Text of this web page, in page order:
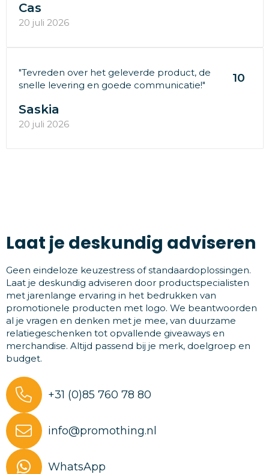
Cas
20 juli 2026
"Tevreden over het geleverde product, de
snelle levering en goede communicatie!"
10
Saskia
20 juli 2026
Laat je deskundig adviseren
Geen eindeloze keuzestress of standaardoplossingen.
Laat je deskundig adviseren door productspecialisten
met jarenlange ervaring in het bedrukken van
promotionele producten met logo. We beantwoorden
al je vragen en denken met je mee, van duurzame
relatiegeschenken tot opvallende giveaways en
merchandise. Altijd passend bij je merk, doelgroep en
budget.
+31 (0)85 760 78 80
info@promothing.nl
WhatsApp